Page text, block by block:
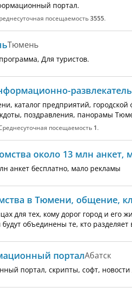
портал.
посещаемость3555.
Тюмень
Для туристов.
каталог предприятий,
поздравления, панорамы
посещаемость 1.
около 13 млн анкет,
анкет бесплатно, мало рекламы
в Тюмени, общение,
для тех, кому дорог город и его
объединены те, кто
порталАбатск
портал, скрипты, софт, новости